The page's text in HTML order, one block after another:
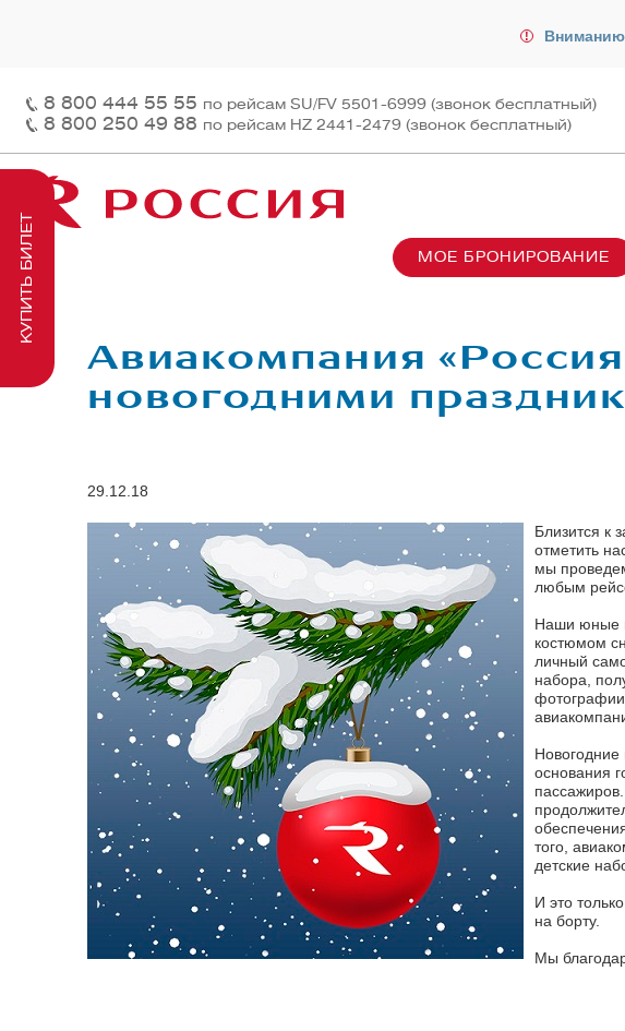
8 800 444 55 55 по рейсам SU/FV 5501-6999 (звонок бесплатный)
8 800 250 49 88 по рейсам HZ 2441-2479 (звонок бесплатный)
МОЕ БРОНИРОВАНИЕ
Заказ чартера
Пассажирам
На борту
Авиакомпания
новогодними
29.12.18
Близится к
отметить
мы
любым
Наши юные
костюмом
личный
набора,
Новогодние
основания
того,
детские
И это
на борту.
Мы
КУПИТЬ БИЛЕТ